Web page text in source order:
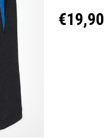
€19,90